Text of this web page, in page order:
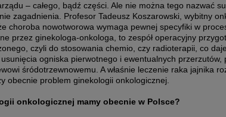
– całego, bądź części. Ale nie można tego nazwać
zagadnienia. Profesor Tadeusz Koszarowski, wybitny
choroba nowotworowa wymaga pewnej specyfiki w
przez ginekologa-onkologa, to zespół operacyjny
czyli do stosowania chemio, czy radioterapii, co
ogniska pierwotnego i ewentualnych przerzutów,
śródotrzewnowemu. A właśnie leczenie raka jajnika
obecnie problem ginekologii onkologicznej.
onkologicznej mamy obecnie w Polsce?